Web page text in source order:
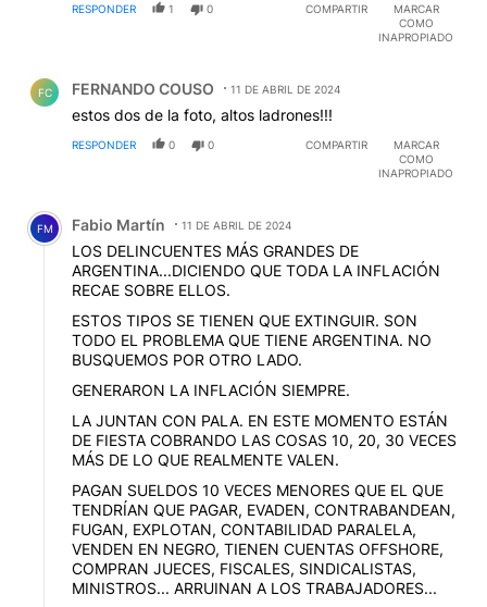
RESPONDER 1 0 COMPARTIR
MARCAR
COMO
INAPROPIADO
FC FERNANDO COUSO 11 DE ABRIL DE 2024
estos dos de la foto, altos ladrones!!!
RESPONDER 0 0 COMPARTIR
MARCAR
COMO
INAPROPIADO
Comentario de Fabio Martín.
FM Fabio Martín 11 DE ABRIL DE 2024
LOS DELINCUENTES MÁS GRANDES DE
ARGENTINA...DICIENDO QUE TODA LA INFLACIÓN
RECAE SOBRE ELLOS.
ESTOS TIPOS SE TIENEN QUE EXTINGUIR. SON
TODO EL PROBLEMA QUE TIENE ARGENTINA. NO
BUSQUEMOS POR OTRO LADO.
GENERARON LA INFLACIÓN SIEMPRE.
LA JUNTAN CON PALA. EN ESTE MOMENTO ESTÁN
DE FIESTA COBRANDO LAS COSAS 10, 20, 30 VECES
MÁS DE LO QUE REALMENTE VALEN.
PAGAN SUELDOS 10 VECES MENORES QUE EL QUE
TENDRÍAN QUE PAGAR, EVADEN, CONTRABANDEAN,
FUGAN, EXPLOTAN, CONTABILIDAD PARALELA,
VENDEN EN NEGRO, TIENEN CUENTAS OFFSHORE,
COMPRAN JUECES, FISCALES, SINDICALISTAS,
MINISTROS... ARRUINAN A LOS TRABAJADORES...